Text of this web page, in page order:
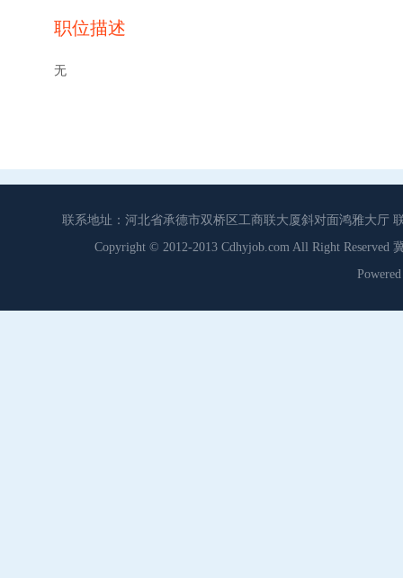
职位描述
无
联系地址：河北省承德市双桥区工商联大厦斜对面鸿雅大厅
Copyright © 2012-2013 Cdhyjob.com All Right Reserved